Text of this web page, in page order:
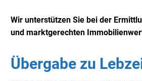
Wir unterstützen Sie bei der
und marktgerechten
Übergabe zu